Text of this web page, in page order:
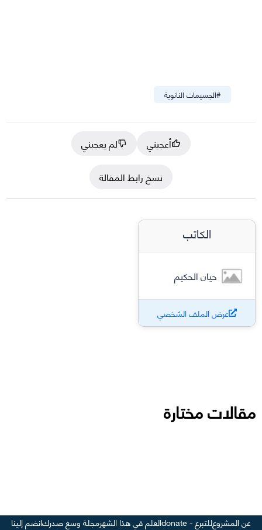
#الجسيمات النانوية
أعجبني
لم يعجبني
نسخ رابط المقالة
الكاتب
حيان الحكيم
عرض الملف الشخصي
مقالات مختارة
عن المشروعللتبرع - donate العلم في هذا الشهرمجلة وسع صدركانضم إلينا